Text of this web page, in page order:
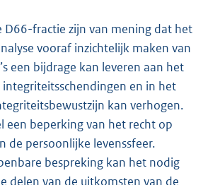
D66-fractie zijn van mening dat het
vooraf inzichtelijk maken van
een bijdrage kan leveren aan het
en in het
kan verhogen.
een beperking van het recht op
de persoonlijke levenssfeer.
bespreking kan het nodig
delen van de uitkomsten van de